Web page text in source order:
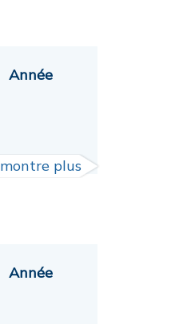
Année
montre plus
Année